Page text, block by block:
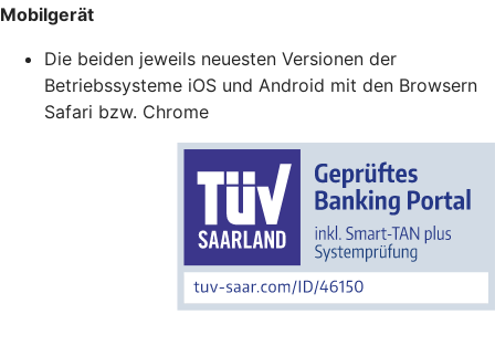
Mobilgerät
Die beiden jeweils neuesten Versionen der
Betriebssysteme iOS und Android mit den Browsern
Safari bzw. Chrome